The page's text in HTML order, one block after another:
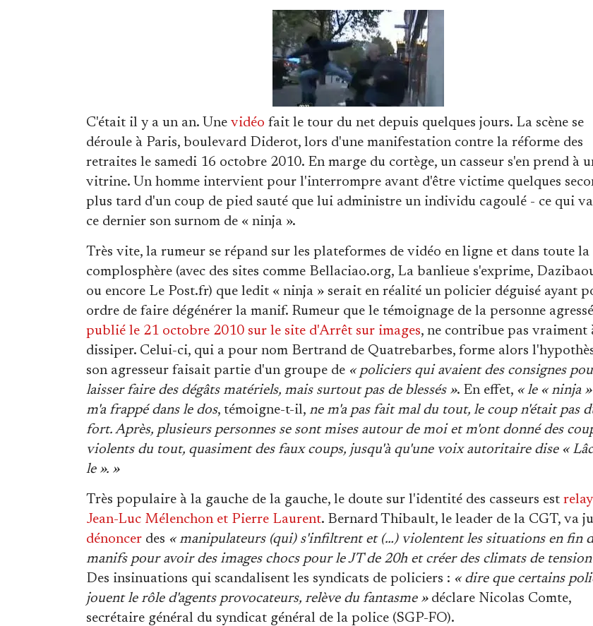
C'était il y a un an. Une vidéo fait le tour du net depuis quelques jours. La scène se
déroule à Paris, boulevard Diderot, lors d'une manifestation contre la réforme des
retraites le samedi 16 octobre 2010. En marge du cortège, un casseur s'en prend à
vitrine. Un homme intervient pour l'interrompre avant d'être victime quelques
plus tard d'un coup de pied sauté que lui administre un individu cagoulé - ce qui
ce dernier son surnom de « ninja ».
Très vite, la rumeur se répand sur les plateformes de vidéo en ligne et dans toute la
complosphère (avec des sites comme Bellaciao.org, La banlieue s'exprime,
ou encore Le Post.fr) que ledit « ninja » serait en réalité un policier déguisé ayant
ordre de faire dégénérer la manif. Rumeur que le témoignage de la personne
publié le 21 octobre 2010 sur le site d'Arrêt sur images, ne contribue pas vraiment
dissiper. Celui-ci, qui a pour nom Bertrand de Quatrebarbes, forme alors
son agresseur faisait partie d'un groupe de « policiers qui avaient des consignes
laisser faire des dégâts matériels, mais surtout pas de blessés ». En effet, « le « ninja
m'a frappé dans le dos, témoigne-t-il, ne m'a pas fait mal du tout, le coup n'était pas
fort. Après, plusieurs personnes se sont mises autour de moi et m'ont donné des
violents du tout, quasiment des faux coups, jusqu'à qu'une voix autoritaire dise «
le ». »
Très populaire à la gauche de la gauche, le doute sur l'identité des casseurs est
Jean-Luc Mélenchon et Pierre Laurent. Bernard Thibault, le leader de la CGT, va
dénoncer des « manipulateurs (qui) s'infiltrent et (…) violentent les situations en fin
manifs pour avoir des images chocs pour le JT de 20h et créer des climats de
Des insinuations qui scandalisent les syndicats de policiers : « dire que certains
jouent le rôle d'agents provocateurs, relève du fantasme »déclare Nicolas Comte,
secrétaire général du syndicat général de la police (SGP-FO).